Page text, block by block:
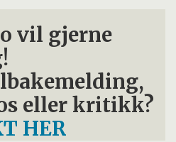
vil gjerne
eller kritikk?
HER